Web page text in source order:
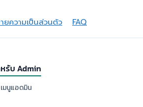
ยความเป็นส่วนตัว FAQ
รับ Admin
เมนูแอดมิน